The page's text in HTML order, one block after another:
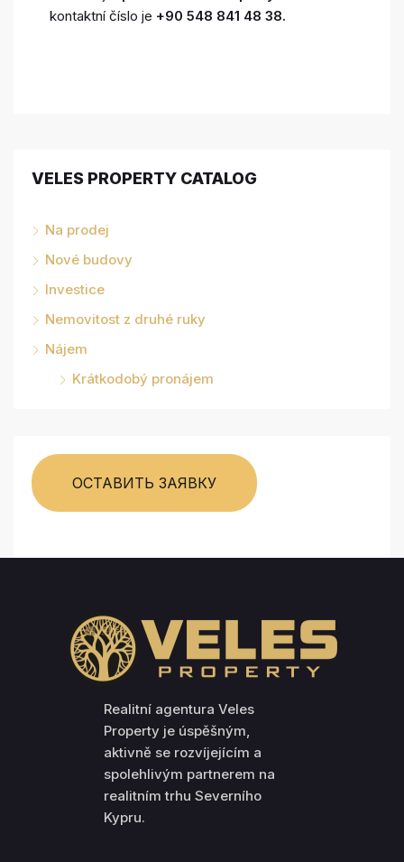
kontaktní číslo je +90 548 841 48 38.
VELES PROPERTY CATALOG
Na prodej
Nové budovy
Investice
Nemovitost z druhé ruky
Nájem
Krátkodobý pronájem
ОСТАВИТЬ ЗАЯВКУ
Realitní agentura Veles
Property je úspěšným,
aktivně se rozvíjejícím a
spolehlivým partnerem na
realitním trhu Severního
Kypru.